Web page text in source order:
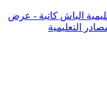
الباش كاتبة - عرض
التعليمية